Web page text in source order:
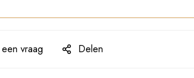
vraag Delen